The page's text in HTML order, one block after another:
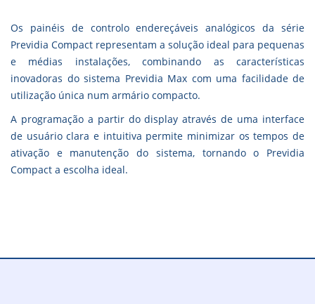
Os painéis de controlo endereçáveis ​​analógicos da série
Previdia Compact representam a solução ideal para pequenas
e médias instalações, combinando as características
inovadoras do sistema Previdia Max com uma facilidade de
utilização única num armário compacto.
A programação a partir do display através de uma interface
de usuário clara e intuitiva permite minimizar os tempos de
ativação e manutenção do sistema, tornando o Previdia
Compact a escolha ideal.